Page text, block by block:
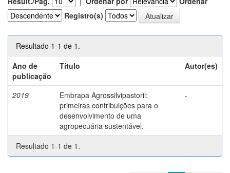
Registro(s)
Resultado 1-1 de 1.
Ano de
publicação
Título Autor(es)
2019
Embrapa Agrossilvipastoril:
primeiras contribuições para o
desenvolvimento de uma
agropecuária sustentável.
-
Resultado 1-1 de 1.